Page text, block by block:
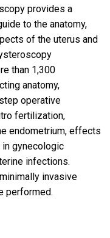
provides a
to the anatomy,
of the uterus and
than 1,300
anatomy,
operative
fertilization,
endometrium, effects
gynecologic
infections.
invasive
performed.